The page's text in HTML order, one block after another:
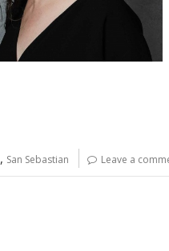
, San Sebastian Leave a